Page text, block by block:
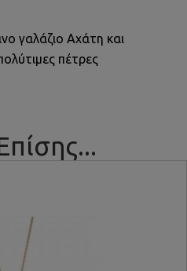
γαλάζιο Αχάτη και
πέτρες